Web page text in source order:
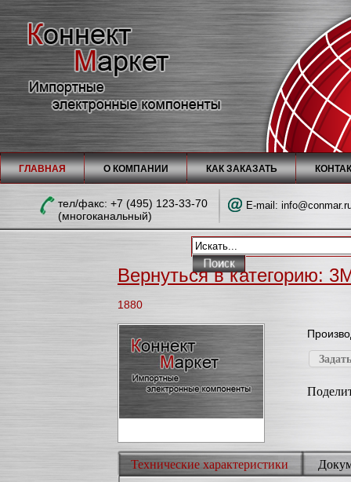
ГЛАВНАЯ О КОМПАНИИ КАК ЗАКАЗАТЬ
тел/факc: +7 (495) 123-33-70
(многоканальный)
E-mail:
Вернуться в категорию:
1880
Технические характеристики